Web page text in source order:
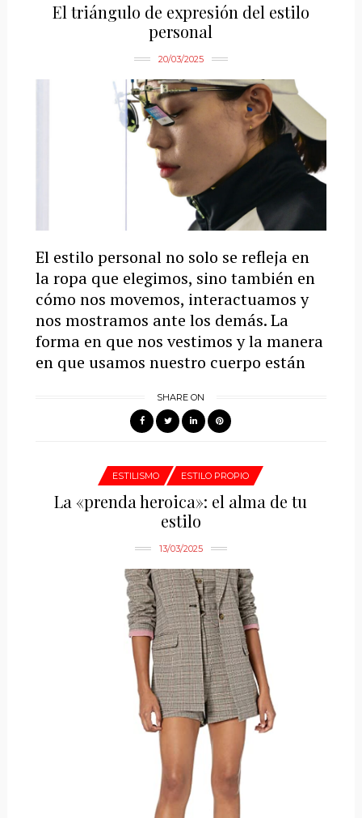
El triángulo de expresión del estilo
personal
20/03/2025
El estilo personal no solo se refleja en
la ropa que elegimos, sino también en
cómo nos movemos, interactuamos y
nos mostramos ante los demás. La
forma en que nos vestimos y la manera
en que usamos nuestro cuerpo están
SHARE ON
ESTILISMO ESTILO PROPIO
La «prenda heroica»: el alma de tu
estilo
13/03/2025